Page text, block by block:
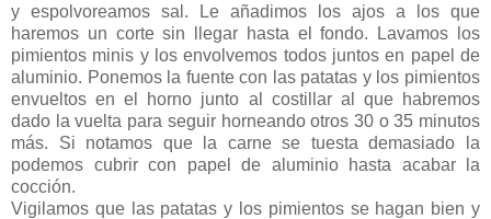
y espolvoreamos sal. Le añadimos los ajos a los que
haremos un corte sin llegar hasta el fondo. Lavamos los
pimientos minis y los envolvemos todos juntos en papel de
aluminio. Ponemos la fuente con las patatas y los pimientos
envueltos en el horno junto al costillar al que habremos
dado la vuelta para seguir horneando otros 30 o 35 minutos
más. Si notamos que la carne se tuesta demasiado la
podemos cubrir con papel de aluminio hasta acabar la
cocción.
Vigilamos que las patatas y los pimientos se hagan bien y